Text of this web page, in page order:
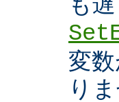
変
り